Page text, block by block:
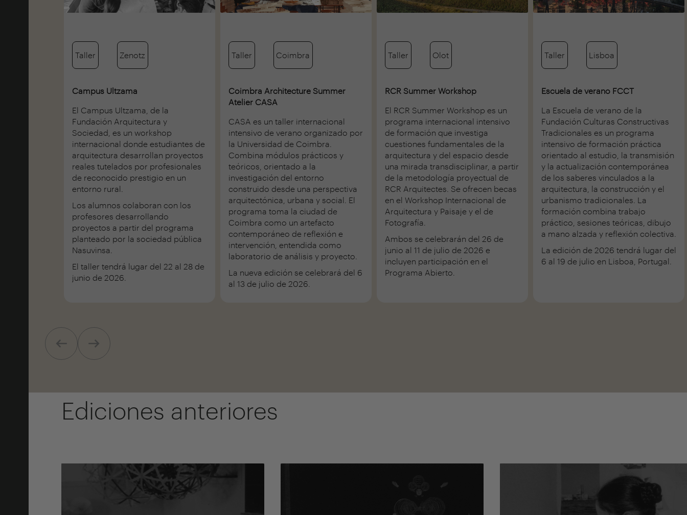
Taller Zenotz
Campus Ultzama
El Campus Ultzama, de la
Fundación Arquitectura y
Sociedad, es un workshop
internacional donde estudiantes de
arquitectura desarrollan proyectos
reales tutelados por profesionales
de reconocido prestigio en un
entorno rural.
Los alumnos colaboran con los
profesores desarrollando
proyectos a partir del programa
planteado por la sociedad pública
Nasuvinsa.
El taller tendrá lugar del 22 al 28 de
junio de 2026.
Taller Coimbra
Coimbra Architecture Summer
Atelier CASA
CASA es un taller internacional
intensivo de verano organizado por
la Universidad de Coimbra.
Combina módulos prácticos y
teóricos, orientado a la
investigación del entorno
construido desde una perspectiva
arquitectónica, urbana y social. El
programa toma la ciudad de
Coimbra como un artefacto
contemporáneo de reflexión e
intervención, entendida como
laboratorio de análisis y proyecto.
La nueva edición se celebrará del 6
al 13 de julio de 2026.
Taller Olot
RCR Summer Workshop
El RCR Summer Workshop es un
programa internacional intensivo
de formación que investiga
cuestiones fundamentales de la
arquitectura y del espacio desde
una mirada transdisciplinar, a partir
de la metodología proyectual de
RCR Arquitectes. Se ofrecen becas
en el Workshop Internacional de
Arquitectura y Paisaje y el de
Fotografía.
Ambos se celebrarán del 26 de
junio al 11 de julio de 2026 e
incluyen participación en el
Programa Abierto
Taller Lisboa
Escuela de verano FCCT
La Escuela de verano de la
Fundación Culturas Constructivas
Tradicionales es un programa
intensivo de formación práctica
orientado al estudio, la transmisión
y la actualización contemporánea
de los saberes vinculados a la
arquitectura, la construcción y el
urbanismo tradicionales. La
formación combina trabajo
práctico, sesiones teóricas, dibujo
a mano alzada y reflexión colectiva.
La edición de 2026 tendrá lugar del
6 al 19 de julio en Lisboa, Portugal.
Ediciones anteriores